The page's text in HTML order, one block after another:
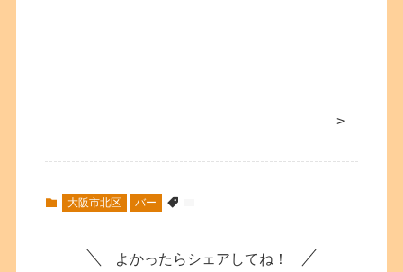
>
大阪市北区 バー
よかったらシェアしてね！